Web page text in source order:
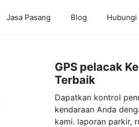
Jasa Pasang Blog Hubungi
GPS pelacak
Terbaik
Dapatkan kontrol
kendaraan Anda
kami. laporan parkir,